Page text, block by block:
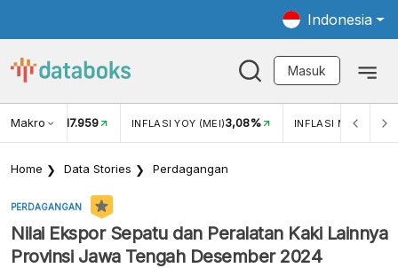
Indonesia
Masuk
Makro
USD/IDR 17.959 INFLASI YOY (MEI)3,08% INFLASI MOM (MEI)
Home Data Stories Perdagangan
PERDAGANGAN
Nilai Ekspor Sepatu dan Peralatan Kaki Lainnya
Provinsi Jawa Tengah Desember 2024